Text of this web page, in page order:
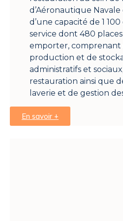
d’Aéronautique Navale
d’une capacité de 1
service dont 480 places
emporter, comprenant
production et de
administratifs et
restauration ainsi que
laverie et de gestion
En savoir +